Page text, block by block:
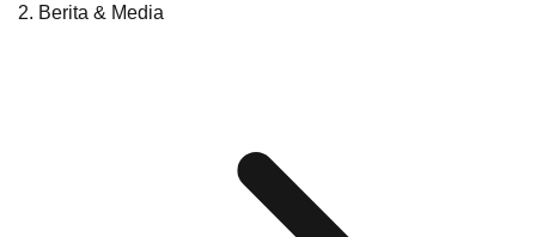
Berita & Media